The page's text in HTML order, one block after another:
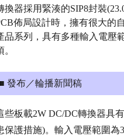
換器採用緊湊的SIP8封裝
佈局設計時，擁有很大的
品系列，具有多種輸入電壓
。
■ 發布／輪播新聞稿
些板載2W DC/DC轉換器具
保護措施)。輸入電壓範圍為